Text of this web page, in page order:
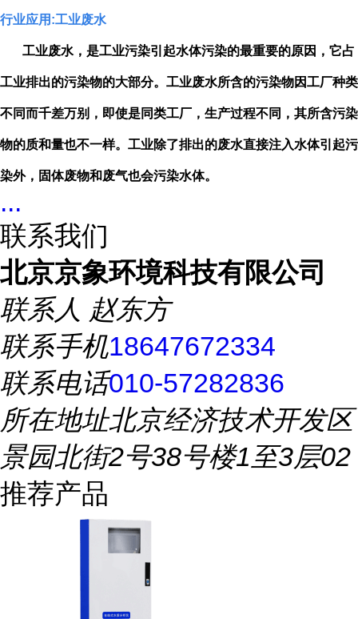
行业应用 :工业废水
工业废水，是工业污染引起水体污染的最重要的原因，它占
工业排出的污染物的大部分。工业废水所含的污染物因工厂种类
不同而千差万别，即使是同类工厂，生产过程不同，其所含污染
物的质和量也不一样。工业除了排出的废水直接注入水体引起污
染外，固体废物和废气也会污染水体。
...
联系我们
北京京象环境科技有限公司
联系人 赵东方
联系手机18647672334
联系电话010-57282836
所在地址北京经济技术开发区
景园北街2号38号楼1至3层02
推荐产品